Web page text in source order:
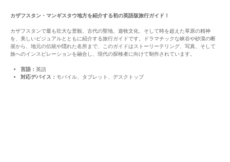
カザフスタン・マンギスタウ地方を紹介する初の英語版旅行ガイド！
カザフスタンで最も壮大な景観、古代の聖地、遊牧文化、そして時を超えた草原の精神
を、美しいビジュアルとともに紹介する旅行ガイドです。ドラマチックな峡谷や砂漠の断
崖から、地元の伝統や隠れた名所まで、このガイドはストーリーテリング、写真、そして
旅へのインスピレーションを融合し、現代の探検者に向けて制作されています。
言語： 英語
対応デバイス： モバイル、タブレット、デスクトップ